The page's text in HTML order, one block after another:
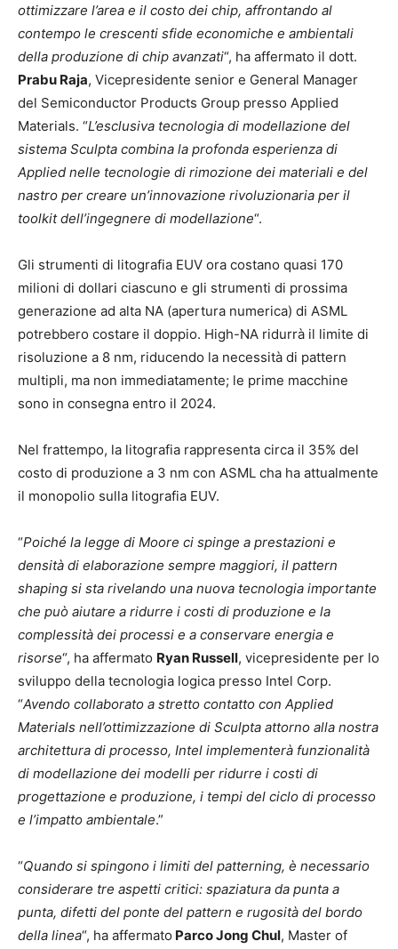
ottimizzare l’area e il costo dei chip, affrontando al
contempo le crescenti sfide economiche e ambientali
della produzione di chip avanzati“, ha affermato il dott.
Prabu Raja, Vicepresidente senior e General Manager
del Semiconductor Products Group presso Applied
Materials. “L’esclusiva tecnologia di modellazione del
sistema Sculpta combina la profonda esperienza di
Applied nelle tecnologie di rimozione dei materiali e del
nastro per creare un’innovazione rivoluzionaria per il
toolkit dell’ingegnere di modellazione“.
Gli strumenti di litografia EUV ora costano quasi 170
milioni di dollari ciascuno e gli strumenti di prossima
generazione ad alta NA (apertura numerica) di ASML
potrebbero costare il doppio. High-NA ridurrà il limite di
risoluzione a 8 nm, riducendo la necessità di pattern
multipli, ma non immediatamente; le prime macchine
sono in consegna entro il 2024.
Nel frattempo, la litografia rappresenta circa il 35% del
costo di produzione a 3 nm con ASML cha ha attualmente
il monopolio sulla litografia EUV.
“Poiché la legge di Moore ci spinge a prestazioni e
densità di elaborazione sempre maggiori, il pattern
shaping si sta rivelando una nuova tecnologia importante
che può aiutare a ridurre i costi di produzione e la
complessità dei processi e a conservare energia e
risorse“, ha affermato Ryan Russell, vicepresidente per lo
sviluppo della tecnologia logica presso Intel Corp.
“Avendo collaborato a stretto contatto con Applied
Materials nell’ottimizzazione di Sculpta attorno alla nostra
architettura di processo, Intel implementerà funzionalità
di modellazione dei modelli per ridurre i costi di
progettazione e produzione, i tempi del ciclo di processo
e l’impatto ambientale.”
“Quando si spingono i limiti del patterning, è necessario
considerare tre aspetti critici: spaziatura da punta a
punta, difetti del ponte del pattern e rugosità del bordo
della linea“, ha affermato Parco Jong Chul, Master of